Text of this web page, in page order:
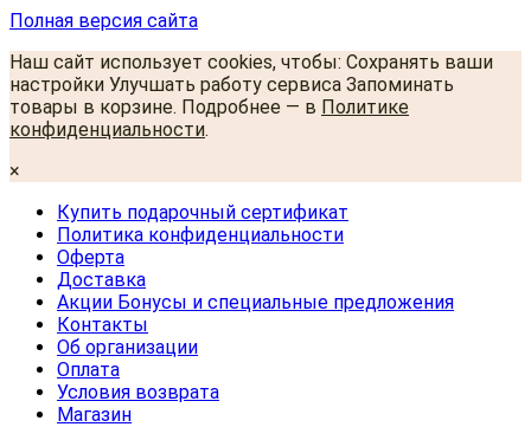
Полная версия сайта
Наш сайт использует cookies, чтобы: Сохранять ваши
настройки Улучшать работу сервиса Запоминать
товары в корзине. Подробнее — в Политике
конфиденциальности.
×
Купить подарочный сертификат
Политика конфиденциальности
Оферта
Доставка
Акции Бонусы и специальные предложения
Контакты
Об организации
Оплата
Условия возврата
Магазин